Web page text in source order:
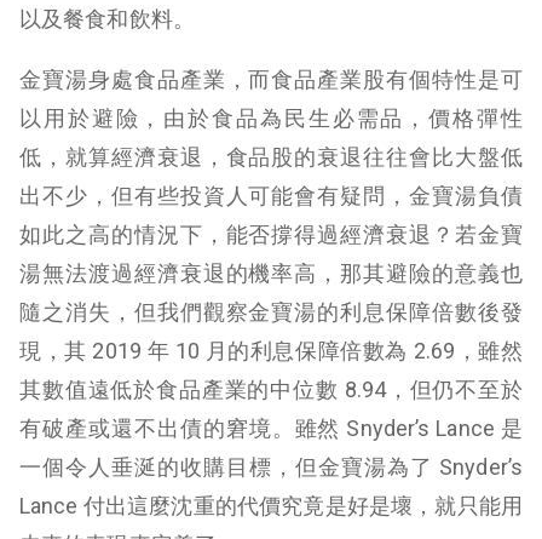
以及餐食和飲料。
金寶湯身處食品產業，而食品產業股有個特性是可
以用於避險，由於食品為民生必需品，價格彈性
低，就算經濟衰退，食品股的衰退往往會比大盤低
出不少，但有些投資人可能會有疑問，金寶湯負債
如此之高的情況下，能否撐得過經濟衰退？若金寶
湯無法渡過經濟衰退的機率高，那其避險的意義也
隨之消失，但我們觀察金寶湯的利息保障倍數後發
現，其 2019 年 10 月的利息保障倍數為 2.69，雖然
其數值遠低於食品產業的中位數 8.94，但仍不至於
有破產或還不出債的窘境。雖然 Snyder’s Lance 是
一個令人垂涎的收購目標，但金寶湯為了 Snyder’s
Lance 付出這麼沈重的代價究竟是好是壞，就只能用